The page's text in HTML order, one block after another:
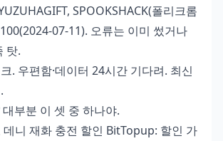
SPOOKSHACK(폴리크롬
07-11). 오류는 이미 썼거나
탓.
. 우편함·데이터 24시간 기다려. 최신
부분 이 셋 중 하나야.
니 재화 충전 할인 BitTopup: 할인 가